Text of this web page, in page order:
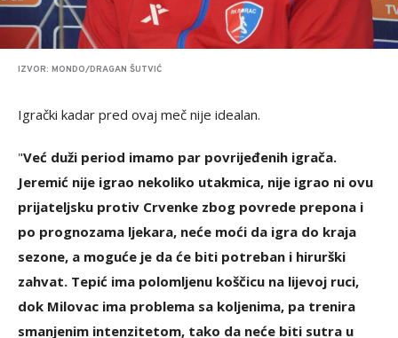
IZVOR: MONDO/DRAGAN ŠUTVIĆ
Igrački kadar pred ovaj meč nije idealan.
"Već duži period imamo par povrijeđenih igrača.
Jeremić nije igrao nekoliko utakmica, nije igrao ni ovu
prijateljsku protiv Crvenke zbog povrede prepona i
po prognozama ljekara, neće moći da igra do kraja
sezone, a moguće je da će biti potreban i hirurški
zahvat. Tepić ima polomljenu koščicu na lijevoj ruci,
dok Milovac ima problema sa koljenima, pa trenira
smanjenim intenzitetom, tako da neće biti sutra u